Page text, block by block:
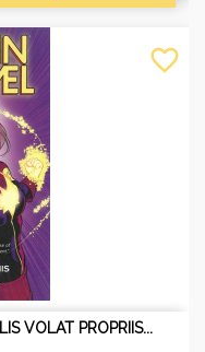
VOLAT PROPRIIS...
favorite_border